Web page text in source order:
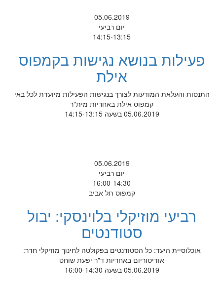
05.06.2019
יום רביעי
14:15-13:15
פעילות בנושא נגישות בקמפוס
אילת
התנסות והעלאת המודעות לצורך בנגישות הפעילות מיועדת לכל באי
קמפוס אילת באחריות מית"ר
05.06.2019 בשעה 14:15-13:15
05.06.2019
יום רביעי
16:00-14:30
קמפוס תל אביב
רביעי מוזיקלי בלוינסקי: יבול
סטודנטים
אוכלוסיית היעד: כל הסטודנטים בפקולטה לחינוך מוזיקלי חדר:
אודיטוריום באחריות ד"ר יפעת שוחט
05.06.2019 בשעה 16:00-14:30